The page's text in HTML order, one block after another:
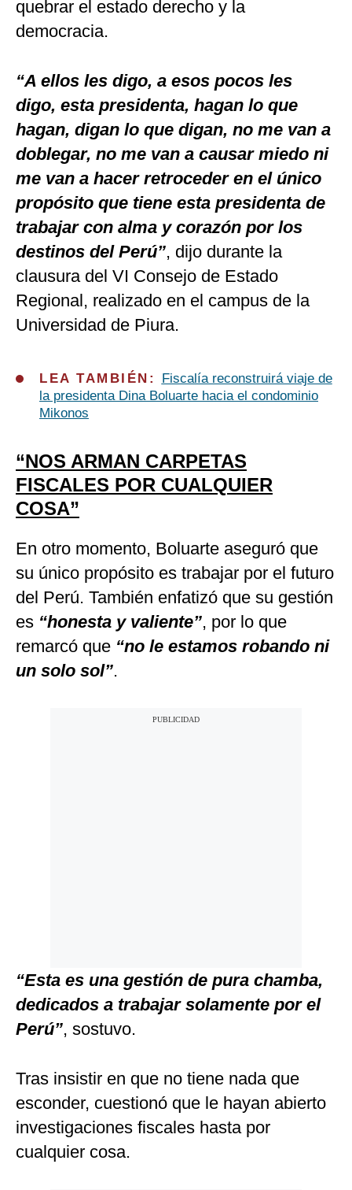
quebrar el estado derecho y la
democracia.
“A ellos les digo, a esos pocos les
digo, esta presidenta, hagan lo que
hagan, digan lo que digan, no me van a
doblegar, no me van a causar miedo ni
me van a hacer retroceder en el único
propósito que tiene esta presidenta de
trabajar con alma y corazón por los
destinos del Perú”, dijo durante la
clausura del VI Consejo de Estado
Regional, realizado en el campus de la
Universidad de Piura.
LEA TAMBIÉN:
Fiscalía reconstruirá viaje de
la presidenta Dina Boluarte hacia el condominio
Mikonos
“NOS ARMAN CARPETAS
FISCALES POR CUALQUIER
COSA”
En otro momento, Boluarte aseguró que
su único propósito es trabajar por el futuro
del Perú. También enfatizó que su gestión
es “honesta y valiente”, por lo que
remarcó que “no le estamos robando ni
un solo sol”.
“Esta es una gestión de pura chamba,
dedicados a trabajar solamente por el
Perú”, sostuvo.
Tras insistir en que no tiene nada que
esconder, cuestionó que le hayan abierto
investigaciones fiscales hasta por
cualquier cosa.